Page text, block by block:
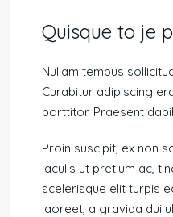
Quisque to je
Nullam tempus
Curabitur adipiscing
porttitor. Praesent
Proin suscipit, ex non
iaculis ut pretium ac,
scelerisque elit turpis
laoreet, a gravida dui